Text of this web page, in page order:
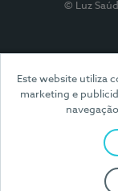
Este website utiliza
marketing e
© Luz